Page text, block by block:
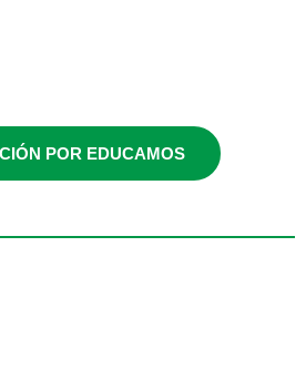
POR EDUCAMOS